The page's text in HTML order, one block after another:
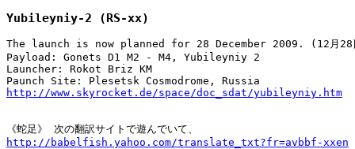
Yubileyniy-2 (RS-xx)
The launch is now planned for 28 December 2009. (12月28日
Payload: Gonets D1 M2 - M4, Yubileyniy 2
Launcher: Rokot Briz KM
http://www.skyrocket.de/space/doc_sdat/yubileyniy.htm
http://babelfish.yahoo.com/translate_txt?fr=avbbf-xxen